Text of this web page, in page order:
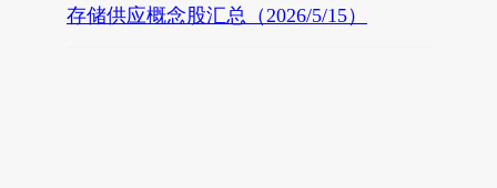
存储供应概念股汇总（2026/5/15）